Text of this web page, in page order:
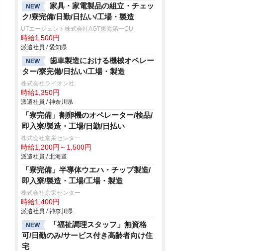
NEW
家具・家電製品の組立・チェッ
ク/寮完備/日勤/日払い/工場・製造
UTエージェント株式会社AGT東海第一CU
時給1,500円
派遣社員 / 愛知県
NEW
歯車製造における機械オペレー
ター/寮完備/日払い/工場・製造
株式会社ライオン社
時給1,350円
派遣社員 / 神奈川県
「寮完備」割卵機のオペレーター/検品/
即入寮/製造・工場/日勤/日払い
株式会社京栄センター
時給1,200円～1,500円
派遣社員 / 北海道
「寮完備」半導体ウエハ・チップ製造/
即入寮/製造・工場/工場・製造
株式会社京栄センター
時給1,400円
派遣社員 / 神奈川県
NEW
「福祉調理スタッフ」無資格
可/日勤のみ/サービス付き高齢者向け住
宅